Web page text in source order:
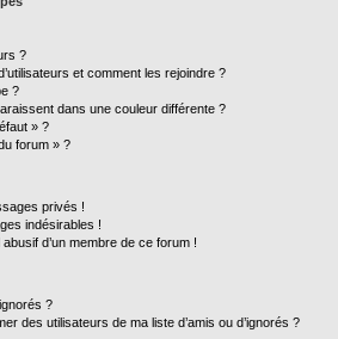
?
et comment les rejoindre ?
?
dans une couleur différente ?
» ?
forum » ?
privés !
indésirables !
d’un membre de ce forum !
?
des utilisateurs de ma liste d’amis ou d’ignorés ?